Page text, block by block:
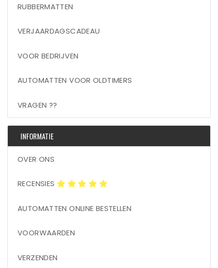
RUBBERMATTEN
VERJAARDAGSCADEAU
VOOR BEDRIJVEN
AUTOMATTEN VOOR OLDTIMERS
VRAGEN ??
INFORMATIE
OVER ONS
RECENSIES
AUTOMATTEN ONLINE BESTELLEN
VOORWAARDEN
VERZENDEN